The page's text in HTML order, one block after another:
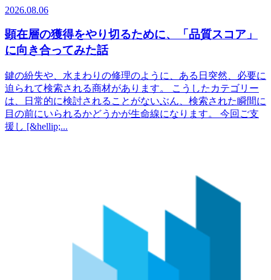
2026.08.06
顕在層の獲得をやり切るために、「品質スコア」
に向き合ってみた話
鍵の紛失や、水まわりの修理のように、ある日突然、必要に
迫られて検索される商材があります。 こうしたカテゴリー
は、日常的に検討されることがないぶん、検索された瞬間に
目の前にいられるかどうかが生命線になります。 今回ご支
援し [&hellip;...